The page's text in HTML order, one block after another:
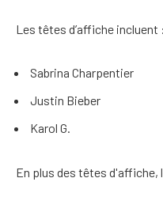
Les têtes d’affiche incluent :
Sabrina Charpentier
Justin Bieber
Karol G.
En plus des têtes d'affiche,